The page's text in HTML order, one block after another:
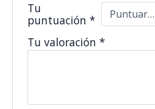
Tu
puntuación*
Tu valoración*